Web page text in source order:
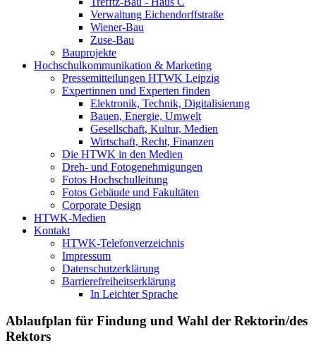
Verwaltung Eichendorffstraße
Wiener-Bau
Zuse-Bau
Bauprojekte
Hochschulkommunikation & Marketing
Pressemitteilungen HTWK Leipzig
Expertinnen und Experten finden
Elektronik, Technik, Digitalisierung
Bauen, Energie, Umwelt
Gesellschaft, Kultur, Medien
Wirtschaft, Recht, Finanzen
Die HTWK in den Medien
Dreh- und Fotogenehmigungen
Fotos Hochschulleitung
Fotos Gebäude und Fakultäten
Corporate Design
HTWK-Medien
Kontakt
HTWK-Telefonverzeichnis
Impressum
Datenschutzerklärung
Barrierefreiheitserklärung
In Leichter Sprache
Ablaufplan für Findung und Wahl der Rektorin/des
Rektors